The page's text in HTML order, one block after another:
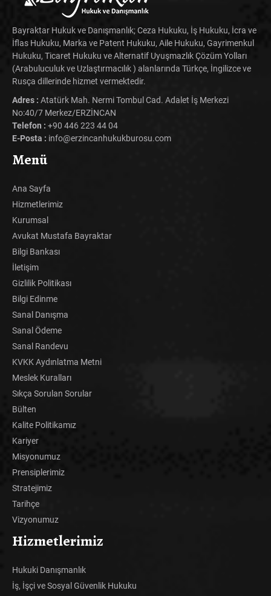
Bayraktar Hukuk ve Danışmanlık; Ceza Hukuku, İş Hukuku, İcra ve
İflas Hukuku, Marka ve Patent Hukuku, Aile Hukuku, Gayrimenkul
Hukuku, Ticaret Hukuku ve Alternatif Uyuşmazlık Çözüm Yolları
(Arabuluculuk ve Uzlaştırmacılık ) alanlarında Türkçe, İngilizce ve
Rusça dillerinde hizmet vermektedir.
Adres : Atatürk Mah. Nermi Tombul Cad. Adalet İş Merkezi
No:40/7 Merkez/ERZİNCAN
Telefon : +90 446 223 44 04
E-Posta : info@erzincanhukukburosu.com
Menü
Ana Sayfa
Hizmetlerimiz
Kurumsal
Avukat Mustafa Bayraktar
Bilgi Bankası
İletişim
Gizlilik Politikası
Bilgi Edinme
Sanal Danışma
Sanal Ödeme
Sanal Randevu
KVKK Aydınlatma Metni
Meslek Kuralları
Sıkça Sorulan Sorular
Bülten
Kalite Politikamız
Kariyer
Misyonumuz
Prensiplerimiz
Stratejimiz
Tarihçe
Vizyonumuz
Hizmetlerimiz
Hukuki Danışmanlık
İş, İşçi ve Sosyal Güvenlik Hukuku